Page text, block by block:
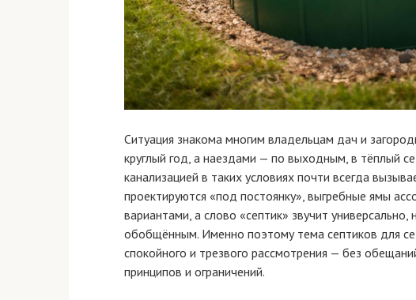
Ситуация знакома многим владельцам дач и
круглый год, а наездами — по выходным, в тёплый
канализацией в таких условиях почти всегда
проектируются «под постоянку», выгребные ямы
вариантами, а слово «септик» звучит
обобщённым. Именно поэтому тема септиков для
спокойного и трезвого рассмотрения — без
принципов и ограничений.